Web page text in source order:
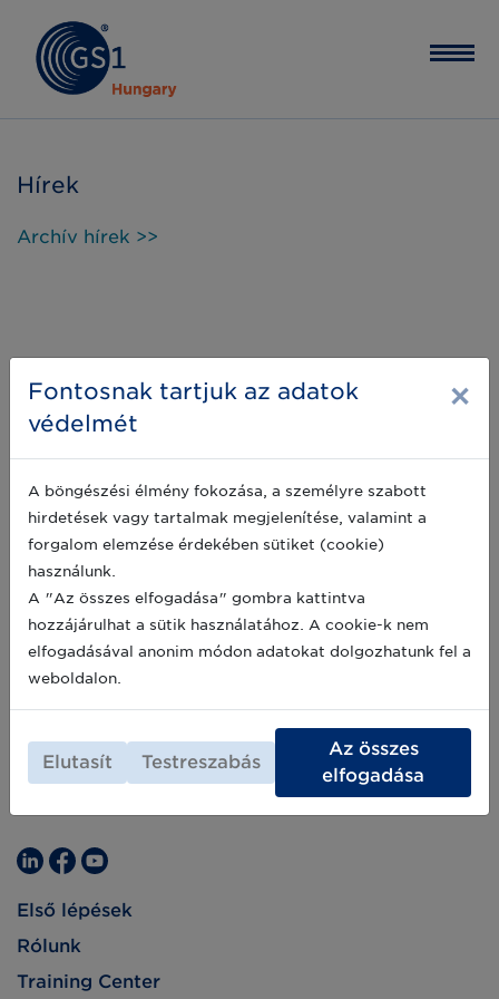
Hírek
Archív hírek >>
Első lépések
Rólunk
Training Center
Fontosnak tartjuk az adatok
védelmét
×
A böngészési élmény fokozása, a személyre szabott
hirdetések vagy tartalmak megjelenítése, valamint a
forgalom elemzése érdekében sütiket (cookie)
használunk.
A "Az összes elfogadása" gombra kattintva
hozzájárulhat a sütik használatához. A cookie-k nem
elfogadásával anonim módon adatokat dolgozhatunk fel a
weboldalon.
Elutasít Testreszabás
Az összes
elfogadása